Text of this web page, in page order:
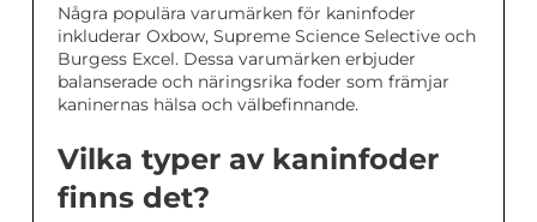
Några populära varumärken för kaninfoder
inkluderar Oxbow, Supreme Science Selective och
Burgess Excel. Dessa varumärken erbjuder
balanserade och näringsrika foder som främjar
kaninernas hälsa och välbefinnande.
Vilka typer av kaninfoder
finns det?